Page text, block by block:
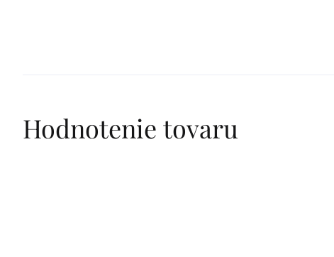
Hodnotenie tovaru
Výpis